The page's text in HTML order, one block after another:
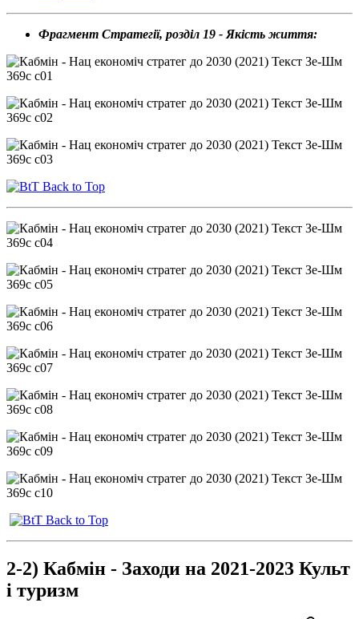
Фрагмент Стратегії, розділ 19 - Якість життя:
Back to Top
Back to Top
2-2) Кабмін - Заходи на 2021-2023 Культ
і туризм